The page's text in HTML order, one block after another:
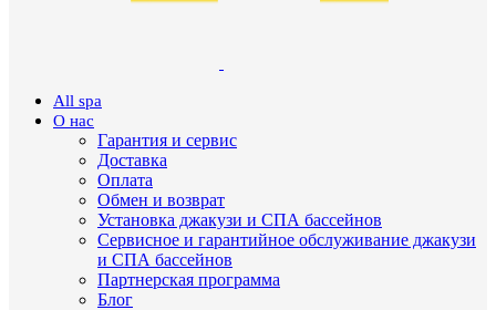
All spa
О нас
Гарантия и сервис
Доставка
Оплата
Обмен и возврат
Установка джакузи и СПА бассейнов
Сервисное и гарантийное обслуживание джакузи
и СПА бассейнов
Партнерская программа
Блог